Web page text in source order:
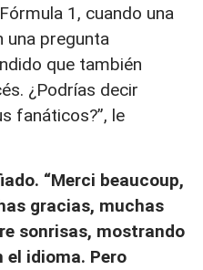
1, cuando una
una pregunta
que también
¿Podrías decir
fanáticos?”, le
“Merci beaucoup,
gracias, muchas
sonrisas, mostrando
el idioma. Pero